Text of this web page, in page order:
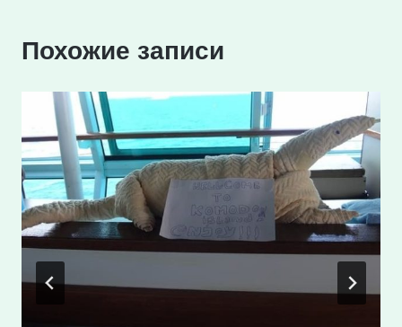
Похожие записи